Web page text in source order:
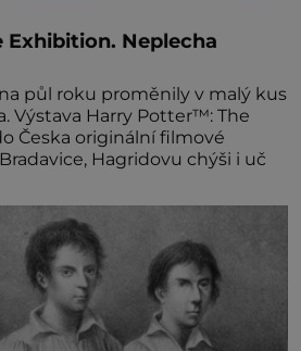
Exhibition. Neplecha
půl roku proměnily v malý kus
Výstava Harry Potter™: The
Česka originální filmové
Hagridovu chýši i uč